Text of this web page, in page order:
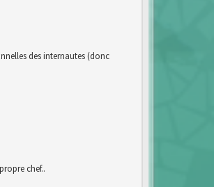
des internautes (donc
chef..